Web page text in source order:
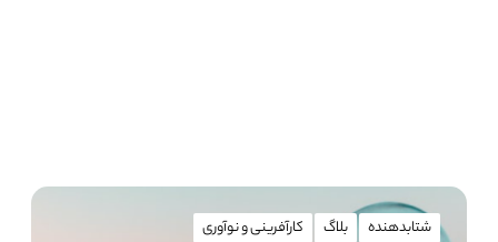
شتابدهنده بلاگ کارآفرینی و نوآوری